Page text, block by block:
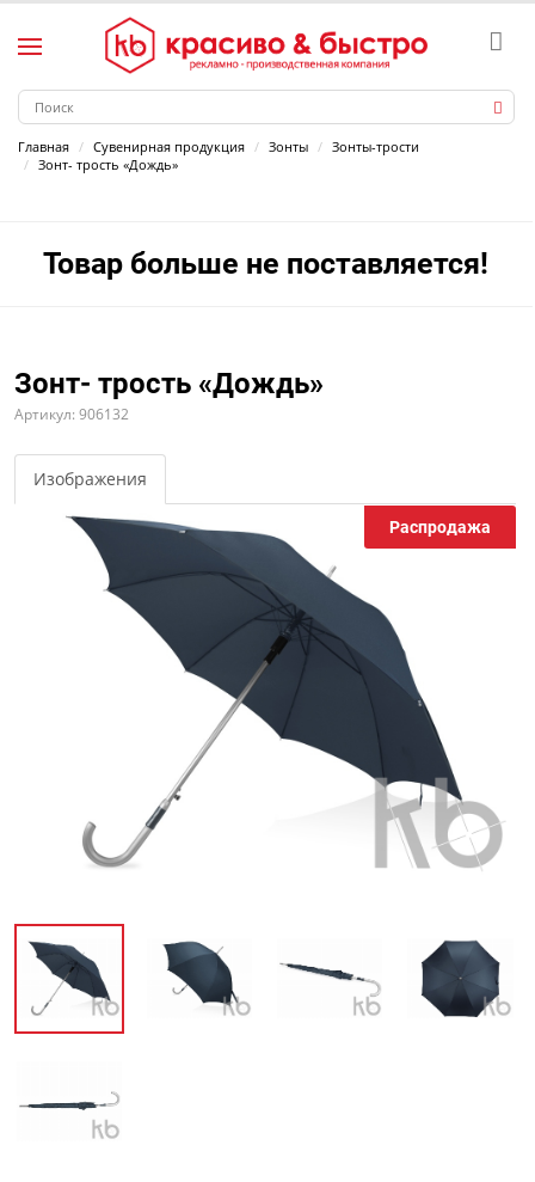
Главная Сувенирная продукция Зонты
Зонты-трости
Зонт- трость «Дождь»
Товар больше не поставляется!
Зонт- трость «Дождь»
Артикул: 906132
Изображения
Распродажа